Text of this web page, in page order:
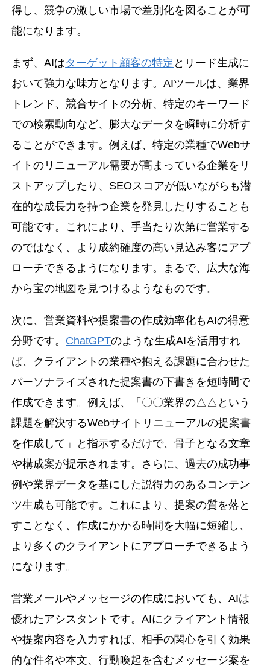
得し、競争の激しい市場で差別化を図ることが可
能になります。
まず、AIはターゲット顧客の特定 とリード生成に
おいて強力な味方となります。AIツールは、業界
トレンド、競合サイトの分析、特定のキーワード
での検索動向など、膨大なデータを瞬時に分析す
ることができます。例えば、特定の業種でWebサ
イトのリニューアル需要が高まっている企業をリ
ストアップしたり、SEOスコアが低いながらも潜
在的な成長力を持つ企業を発見したりすることも
可能です。これにより、手当たり次第に営業する
のではなく、より成約確度の高い見込み客にアプ
ローチできるようになります。まるで、広大な海
から宝の地図を見つけるようなものです。
次に、営業資料や提案書の作成効率化もAIの得意
分野です。 ChatGPTのような生成AIを活用すれ
ば、クライアントの業種や抱える課題に合わせた
パーソナライズされた提案書の下書きを短時間で
作成できます。例えば、「〇〇業界の△△という
課題を解決するWebサイトリニューアルの提案書
を作成して」と指示するだけで、骨子となる文章
や構成案が提示されます。さらに、過去の成功事
例や業界データを基にした説得力のあるコンテン
ツ生成も可能です。これにより、提案の質を落と
すことなく、作成にかかる時間を大幅に短縮し、
より多くのクライアントにアプローチできるよう
になります。
営業メールやメッセージの作成においても、AIは
優れたアシスタントです。AIにクライアント情報
や提案内容を入力すれば、相手の関心を引く効果
的な件名や本文、行動喚起を含むメッセージ案を